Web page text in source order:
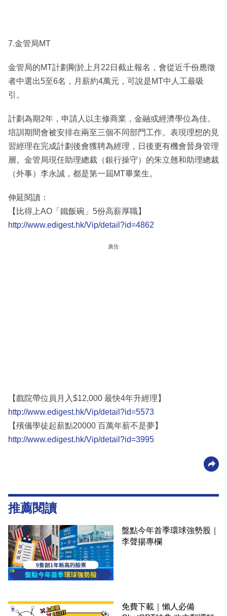
7.金管局MT
金管局的MT計劃剛於上月22日截止報名，會從近千份應徵
者中選出5至6名，月薪約4萬元，可說是MT中人工最吸
引。
計劃為期2年，申請人以主修商業，金融或經濟學位為佳。
培訓期間會被安排在兩至三個不同部門工作。表現理想的見
習經理在完成計劃後會獲聘為經理，日後更有機會晉身管理
層。金管局現任助理總裁（銀行操守）的朱立翹和助理總裁
（外事）李永誠，都是第一屆MT畢業生。
伸延閱讀：
【比得上AO「鐵飯碗」5份高薪厚職】
http://www.edigest.hk/Vip/detail?id=4862
廣告
【戲院帶位員月入$12,000 最快4年升經理】
http://www.edigest.hk/Vip/detail?id=5573
【殯儀學徒起薪點20000 百萬年薪不是夢】
http://www.edigest.hk/Vip/detail?id=3995
推薦閱讀
盤點今年首季環球強勢股｜
李聲揚專欄
免費下載｜懶人必備